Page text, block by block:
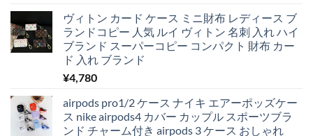
ヴィトン カード ケース ミニ財布 レディース ブ
ランドコピー 人気 ルイ ヴィトン 名刺 入れ ハイ
ブランド スーパーコピー コンパクト 財布 カー
ド 入れ ブランド
¥4,780
airpods pro1/2 ケース ナイキ エアーポッズケー
ス nike airpods4 カバー カップル スポーツブラ
ンド チャーム付き airpods 3 ケース おしゃれ